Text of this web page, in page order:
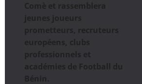
Comè et rassemblera
jeunes joueurs
prometteurs, recruteurs
européens, clubs
professionnels et
académies de Football du
Bénin.